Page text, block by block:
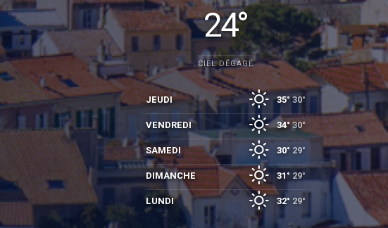
24°
CIEL DÉGAGÉ
JEUDI 35°30°
VENDREDI
34°30°
SAMEDI
30° 29°
DIMANCHE
31° 29°
LUNDI
32° 29°